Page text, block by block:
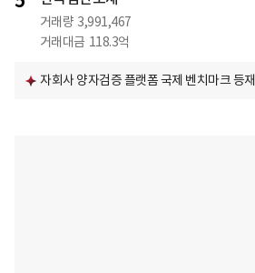
거래량 3,991,467
거래대금 118.3억
자회사 양자검증 플랫폼 국제 벤치마크 등재